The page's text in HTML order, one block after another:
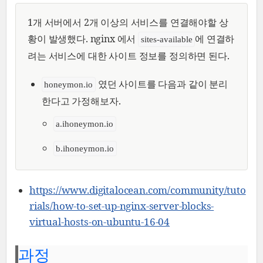
1개 서버에서 2개 이상의 서비스를 연결해야할 상
황이 발생했다. nginx 에서
sites-available 에 연결하
려는 서비스에 대한 사이트 정보를 정의하면 된다.
honeymon.io
였던 사이트를 다음과 같이 분리
한다고 가정해보자.
a.ihoneymon.io
b.ihoneymon.io
https://www.digitalocean.com/community/tuto
rials/how-to-set-up-nginx-server-blocks-
virtual-hosts-on-ubuntu-16-04
과정